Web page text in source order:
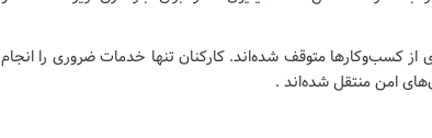
از کسب‌وکارها متوقف شده‌اند. کارکنان تنها خدمات ضروری را انجام
امن منتقل شده‌اند .